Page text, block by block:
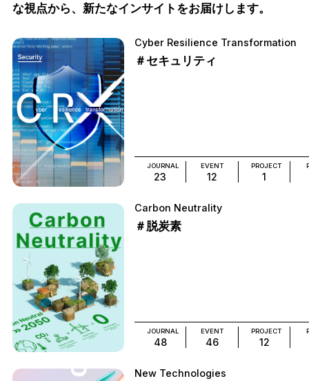
な視点から、新たなインサイトをお届けします。
Cyber Resilience Transformation
＃セキュリティ
JOURNAL
23
EVENT
12
PROJECT
1
Carbon Neutrality
＃脱炭素
JOURNAL
48
EVENT
46
PROJECT
12
New Technologies